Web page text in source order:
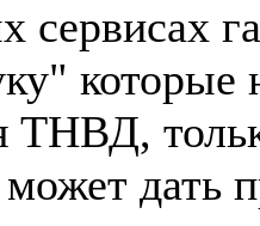
сервисах
которые
ТНВД,
дать